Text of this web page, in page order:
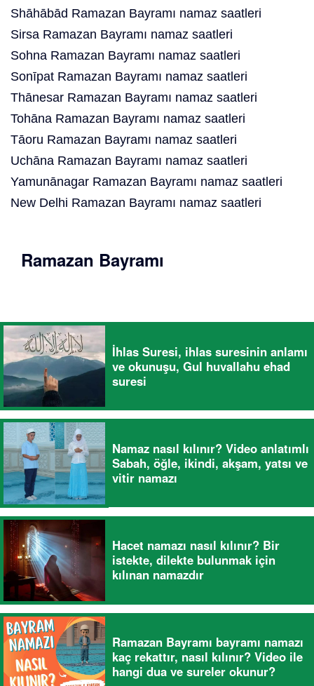
Shāhābād Ramazan Bayramı namaz saatleri
Sirsa Ramazan Bayramı namaz saatleri
Sohna Ramazan Bayramı namaz saatleri
Sonīpat Ramazan Bayramı namaz saatleri
Thānesar Ramazan Bayramı namaz saatleri
Tohāna Ramazan Bayramı namaz saatleri
Tāoru Ramazan Bayramı namaz saatleri
Uchāna Ramazan Bayramı namaz saatleri
Yamunānagar Ramazan Bayramı namaz saatleri
New Delhi Ramazan Bayramı namaz saatleri
Ramazan Bayramı
İhlas Suresi, ihlas suresinin anlamı
ve okunuşu, Gul huvallahu ehad
suresi
Namaz nasıl kılınır? Video anlatımlı
Sabah, öğle, ikindi, akşam, yatsı ve
vitir namazı
Hacet namazı nasıl kılınır? Bir
istekte, dilekte bulunmak için
kılınan namazdır
Ramazan Bayramı bayramı namazı
kaç rekattır, nasıl kılınır? Video ile
hangi dua ve sureler okunur?